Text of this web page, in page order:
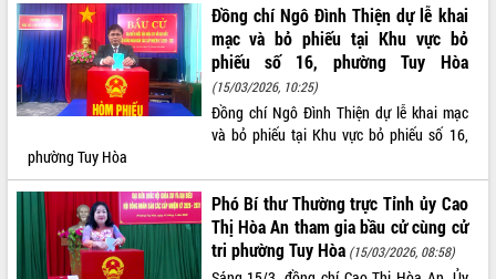
Đồng chí Ngô Đình Thiện dự lễ khai
mạc và bỏ phiếu tại Khu vực bỏ
phiếu số 16, phường Tuy Hòa
(15/03/2026, 10:25)
Đồng chí Ngô Đình Thiện dự lễ khai mạc
và bỏ phiếu tại Khu vực bỏ phiếu số 16,
phường Tuy Hòa
Phó Bí thư Thường trực Tỉnh ủy Cao
Thị Hòa An tham gia bầu cử cùng cử
tri phường Tuy Hòa (15/03/2026, 08:58)